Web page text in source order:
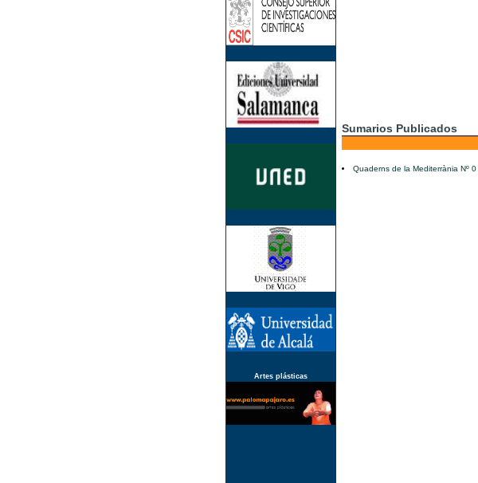
Artes plásticas
Sumarios Publicados
Quaderns de la Mediterrània Nº 0